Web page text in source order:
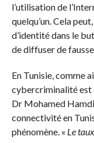
l’utilisation de
quelqu’un. Cela
d’identité dans le
de diffuser de
En Tunisie, comme
cybercriminalité est
Dr Mohamed
connectivité en
phénomène. « Le